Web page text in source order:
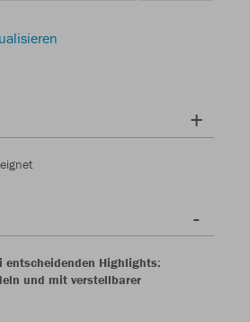
entscheidenden Highlights:
und mit verstellbarer